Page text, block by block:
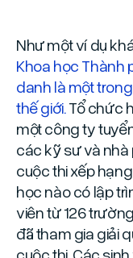
Như một ví dụ
Khoa học Thành
danh là một
thế giới.Tổ chức
một công ty
các kỹ sư và nhà
cuộc thi xếp
học nào có lập
viên từ 126
đã tham gia giải
cuộc thi. Các